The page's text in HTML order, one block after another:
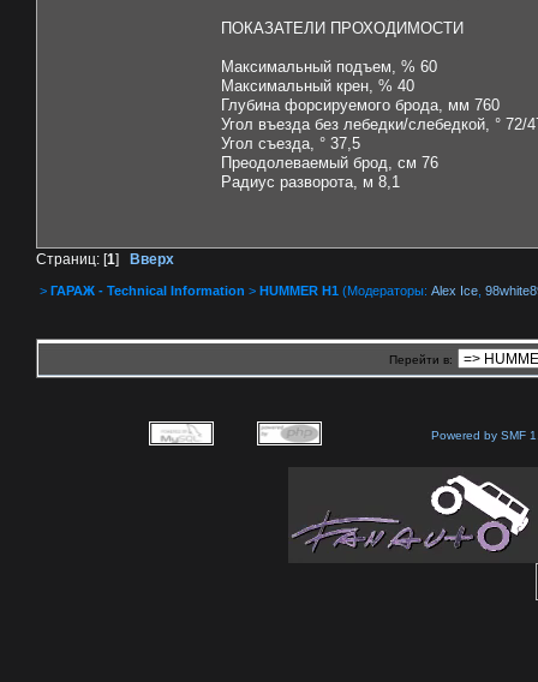
ПОКАЗАТЕЛИ ПРОХОДИМОСТИ
Максимальный подъем, % 60
Максимальный крен, % 40
Глубина форсируемого брода, мм 760
Угол въезда без лебедки/слебедкой, ° 72/
Угол съезда, ° 37,5
Преодолеваемый брод, см 76
Радиус разворота, м 8,1
Страниц: [1] Вверх
> ГАРАЖ - Technical Information > HUMMER H1 (Модераторы: Alex Ice
Перейти в:
Powered by SMF